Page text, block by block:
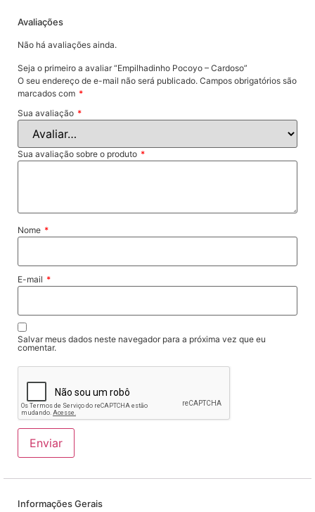
Avaliações
Não há avaliações ainda.
Seja o primeiro a avaliar “Empilhadinho Pocoyo – Cardoso”
O seu endereço de e-mail não será publicado. Campos obrigatórios são
marcados com *
Sua avaliação *
Sua avaliação sobre o produto *
Nome *
E-mail *
Salvar meus dados neste navegador para a próxima vez que eu
comentar.
Informações Gerais